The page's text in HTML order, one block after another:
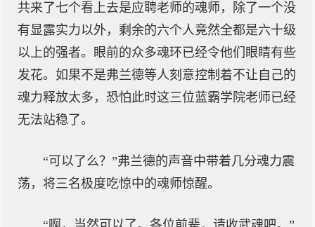
共来了七个看上去是应聘老师的魂师，除了一个没
有显露实力以外，剩余的六个人竟然全都是六十级
以上的强者。眼前的众多魂环已经令他们眼睛有些
发花。如果不是弗兰德等人刻意控制着不让自己的
魂力释放太多，恐怕此时这三位蓝霸学院老师已经
无法站稳了。
“可以了么？”弗兰德的声音中带着几分魂力震
荡，将三名极度吃惊中的魂师惊醒。